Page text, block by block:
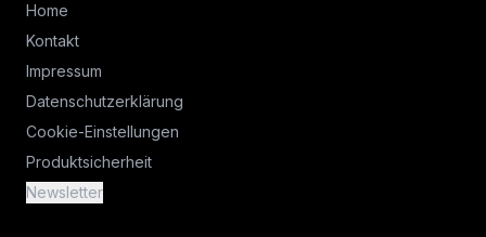
Home
Kontakt
Impressum
Datenschutzerklärung
Cookie-Einstellungen
Produktsicherheit
Newsletter